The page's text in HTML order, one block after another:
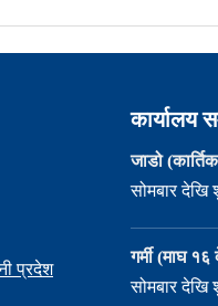
प्रदेश
कार्यालय
जाडो
सोमबार देखि
गर्मी (माघ
सोमबार देखि